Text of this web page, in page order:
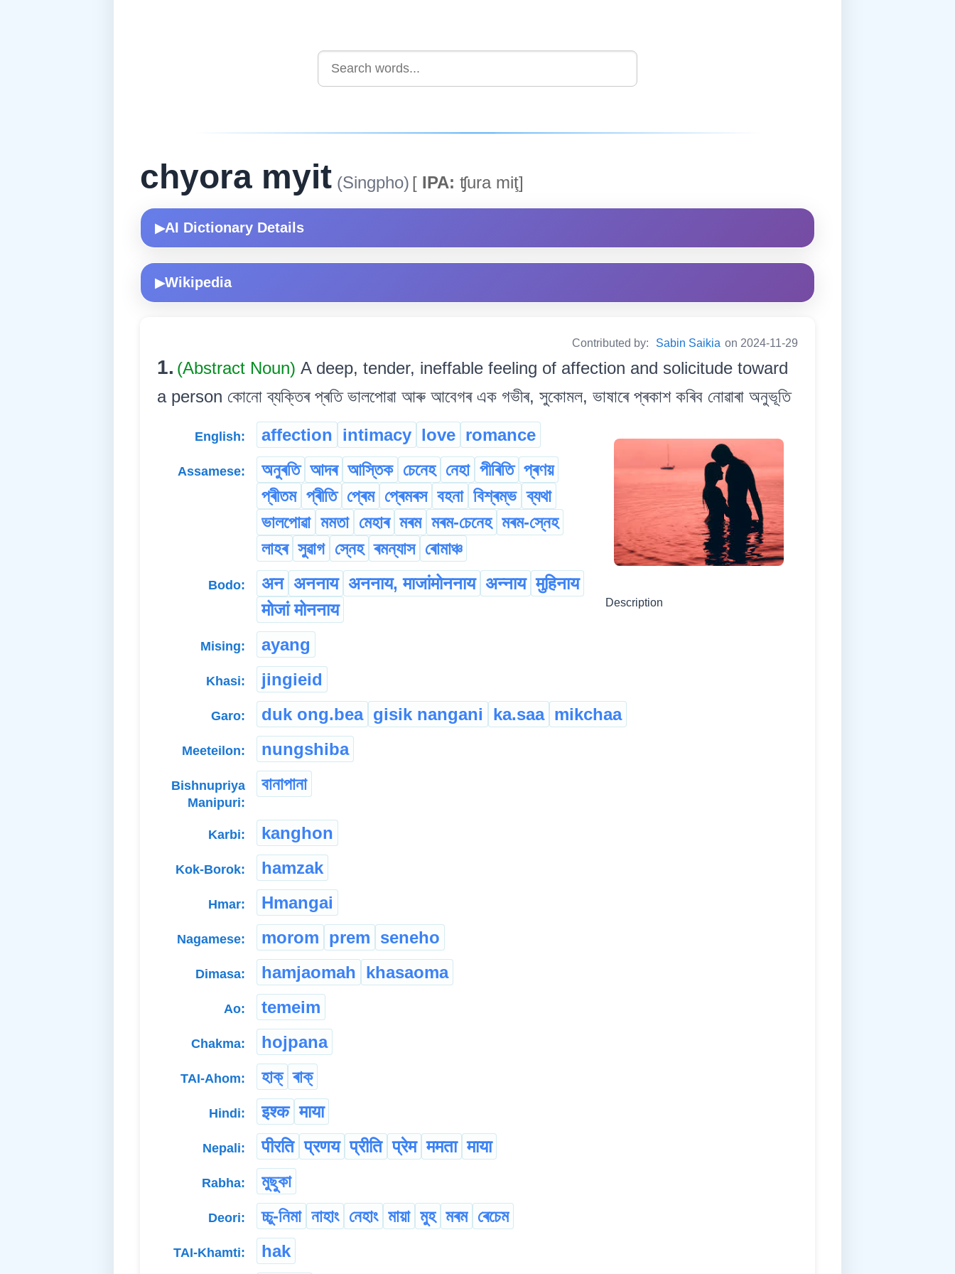
chyora myit (Singpho) [ IPA: ʧura miţ]
▶AI Dictionary Details
▶Wikipedia
Contributed by: Sabin Saikia on 2024-11-29
1. (Abstract Noun) A deep, tender, ineffable feeling of affection and solicitude toward
a person কোনো ব্যক্তিৰ প্ৰতি ভালপোৱা আৰু আবেগৰ এক গভীৰ, সুকোমল, ভাষাৰে প্ৰকাশ কৰিব নোৱাৰা অনুভূতি
Description
English: affection intimacy love romance
Assamese: অনুৰতি আদৰ আস্তিক চেনেহ নেহা পীৰিতি প্ৰণয়
প্ৰীতম প্ৰীতি প্ৰেম প্ৰেমৰস বহনা বিশ্ৰম্ভ ব্যথা
ভালপোৱা মমতা মেহাৰ মৰম মৰম-চেনেহ মৰম-স্নেহ
লাহৰ সুৱাগ স্নেহ ৰমন্যাস ৰোমাঞ্চ
Bodo: अन अननाय अननाय, माजांमोननाय अन्नाय मुहिनाय
मोजां मोननाय
Mising: ayang
Khasi: jingieid
Garo: duk ong.bea gisik nangani ka.saa mikchaa
Meeteilon: nungshiba
Bishnupriya
Manipuri:
বানাপানা
Karbi: kanghon
Kok-Borok: hamzak
Hmar: Hmangai
Nagamese: morom prem seneho
Dimasa: hamjaomah khasaoma
Ao: temeim
Chakma: hojpana
TAI-Ahom: হাক্ ৰাক্
Hindi: इश्क माया
Nepali: पीरति प्रणय प्रीति प्रेम ममता माया
Rabha: মুছুকা
Deori: চ্চু-নিমা নাহাং নেহাং মায়া মুহ মৰম ৰেচেম
TAI-Khamti: hak